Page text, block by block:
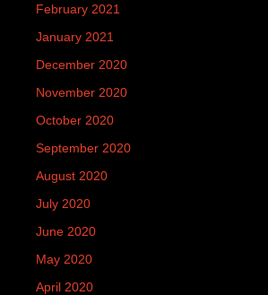
February 2021
January 2021
December 2020
November 2020
October 2020
September 2020
August 2020
July 2020
June 2020
May 2020
April 2020